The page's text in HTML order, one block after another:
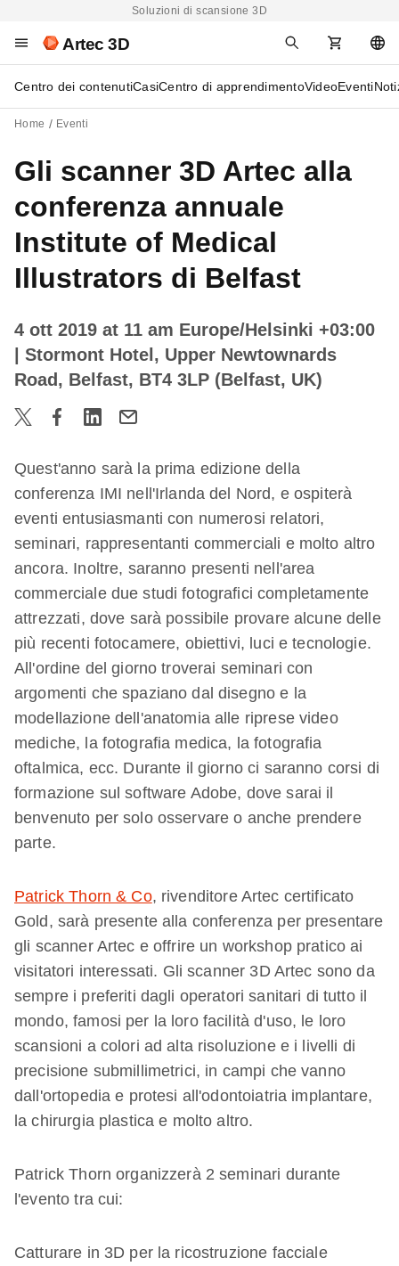
Soluzioni di scansione 3D
Artec 3D
Centro dei contenutiCasiCentro di apprendimentoVideoEventi
Home Eventi
Gli scanner 3D Artec alla
conferenza annuale
Institute of Medical
Illustrators di Belfast
4 ott 2019 at 11 am Europe/Helsinki +03:00
| Stormont Hotel, Upper Newtownards
Road, Belfast, BT4 3LP (Belfast, UK)
Quest'anno sarà la prima edizione della
conferenza IMI nell'Irlanda del Nord, e ospiterà
eventi entusiasmanti con numerosi relatori,
seminari, rappresentanti commerciali e molto altro
ancora. Inoltre, saranno presenti nell'area
commerciale due studi fotografici completamente
attrezzati, dove sarà possibile provare alcune delle
più recenti fotocamere, obiettivi, luci e tecnologie.
All'ordine del giorno troverai seminari con
argomenti che spaziano dal disegno e la
modellazione dell'anatomia alle riprese video
mediche, la fotografia medica, la fotografia
oftalmica, ecc. Durante il giorno ci saranno corsi di
formazione sul software Adobe, dove sarai il
benvenuto per solo osservare o anche prendere
parte.
Patrick Thorn & Co, rivenditore Artec certificato
Gold, sarà presente alla conferenza per presentare
gli scanner Artec e offrire un workshop pratico ai
visitatori interessati. Gli scanner 3D Artec sono da
sempre i preferiti dagli operatori sanitari di tutto il
mondo, famosi per la loro facilità d'uso, le loro
scansioni a colori ad alta risoluzione e i livelli di
precisione submillimetrici, in campi che vanno
dall'ortopedia e protesi all'odontoiatria implantare,
la chirurgia plastica e molto altro.
Patrick Thorn organizzerà 2 seminari durante
l'evento tra cui:
Catturare in 3D per la ricostruzione facciale